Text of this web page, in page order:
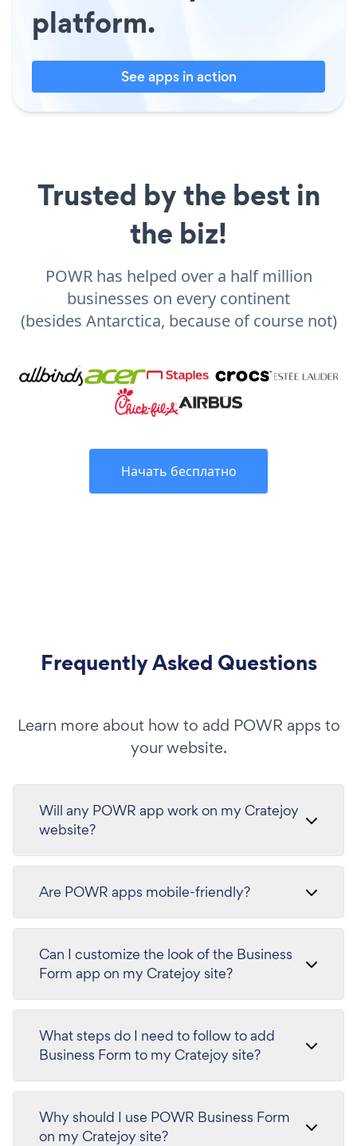
platform.
See apps in action
Trusted by the best in
the biz!
POWR has helped over a half million
businesses on every continent
(besides Antarctica, because of course not)
Начать бесплатно
Frequently Asked Questions
Learn more about how to add POWR apps to
your website.
Will any POWR app work on my Cratejoy
website?
Are POWR apps mobile-friendly?
Can I customize the look of the Business
Form app on my Cratejoy site?
What steps do I need to follow to add
Business Form to my Cratejoy site?
Why should I use POWR Business Form
on my Cratejoy site?